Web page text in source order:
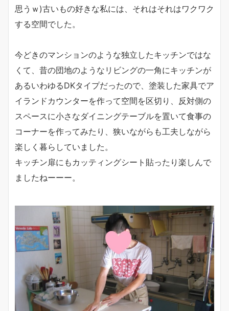
思うｗ)古いもの好きな私には、それはそれはワクワク
する空間でした。
今どきのマンションのような独立したキッチンではな
くて、昔の団地のようなリビングの一角にキッチンが
あるいわゆるDKタイプだったので、塗装した家具でア
イランドカウンターを作って空間を区切り、反対側の
スペースに小さなダイニングテーブルを置いて食事の
コーナーを作ってみたり、狭いながらも工夫しながら
楽しく暮らしていました。
キッチン扉にもカッティングシート貼ったり楽しんで
ましたねーーー。